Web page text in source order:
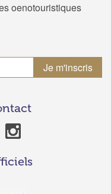
oenotouristiques